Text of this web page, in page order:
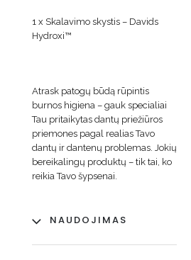
1 x Skalavimo skystis – Davids
Hydroxi™
Atrask patogų būdą rūpintis
burnos higiena – gauk specialiai
Tau pritaikytas dantų priežiūros
priemones pagal realias Tavo
dantų ir dantenų problemas. Jokių
bereikalingų produktų – tik tai, ko
reikia Tavo šypsenai.
NAUDOJIMAS